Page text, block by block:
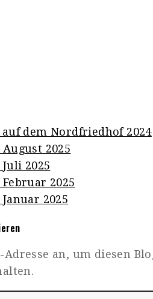
dem Nordfriedhof 2024
2025
2025
2025
2025
Adresse an, um diesen